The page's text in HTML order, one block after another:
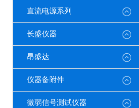
直流电源系列
长盛仪器
昂盛达
仪器备附件
微弱信号测试仪器